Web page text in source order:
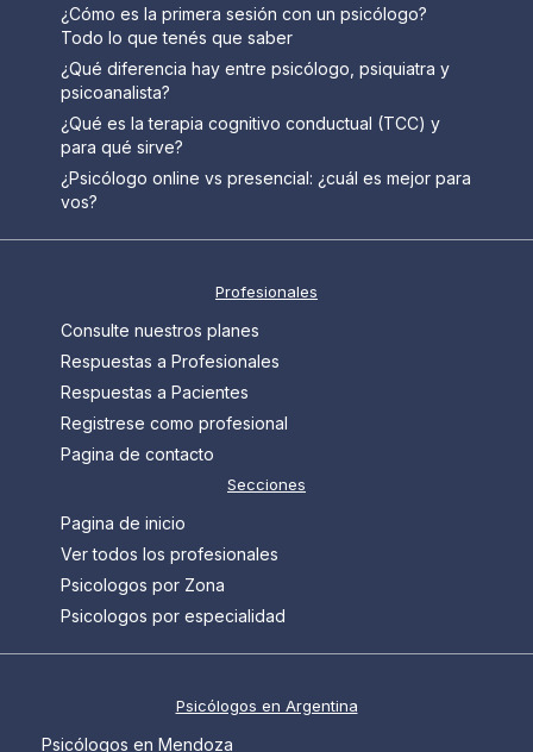
¿Cómo es la primera sesión con un psicólogo?
Todo lo que tenés que saber
¿Qué diferencia hay entre psicólogo, psiquiatra y
psicoanalista?
¿Qué es la terapia cognitivo conductual (TCC) y
para qué sirve?
¿Psicólogo online vs presencial: ¿cuál es mejor para
vos?
Profesionales
Consulte nuestros planes
Respuestas a Profesionales
Respuestas a Pacientes
Registrese como profesional
Pagina de contacto
Secciones
Pagina de inicio
Ver todos los profesionales
Psicologos por Zona
Psicologos por especialidad
Psicólogos en Argentina
Psicólogos en Mendoza